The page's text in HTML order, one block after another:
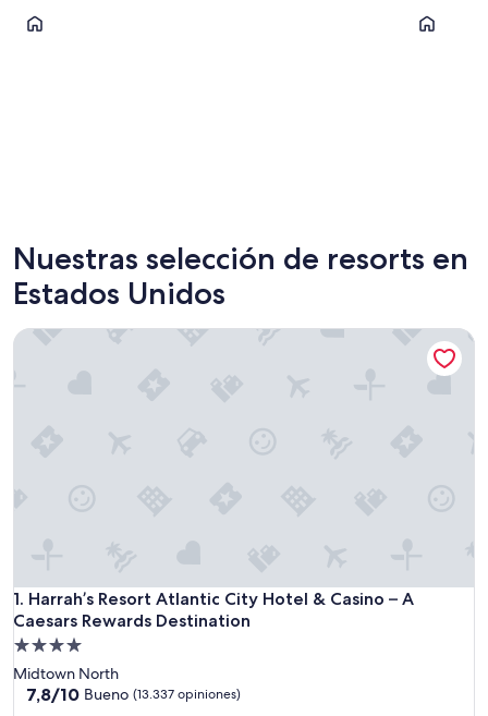
Las Vegas Orlando
Nuestras selección de resorts en
Estados Unidos
1. Harrah’s Resort Atlantic City Hotel & Casino – A
Caesars Rewards Destination
Harrah’s Resort Atlantic City Hotel & Casino – A Caesars
Propiedad
de
4.0
Midtown North
7.8
7,8/10 Bueno (13.337 opiniones)
Harrah’s Resort Atlantic City Hotel & Casino – A Caesars